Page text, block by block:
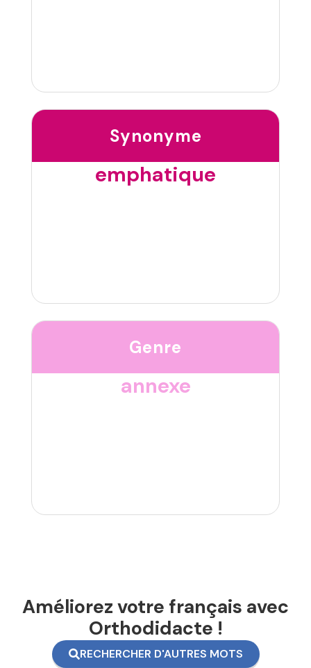
Synonyme
emphatique
Genre
annexe
Améliorez votre français avec
Orthodidacte !
RECHERCHER D'AUTRES MOTS